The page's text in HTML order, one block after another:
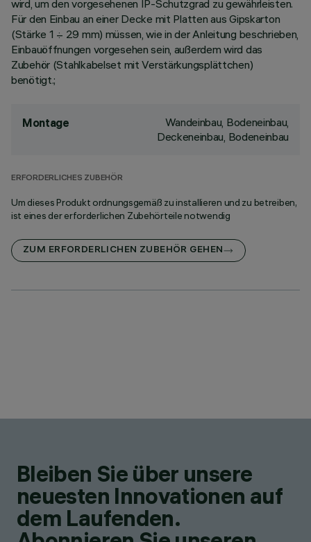
wird, um den vorgesehenen IP-Schutzgrad zu gewährleisten.
Für den Einbau an einer Decke mit Platten aus Gipskarton
(Stärke 1 ÷ 29 mm) müssen, wie in der Anleitung beschrieben,
Einbauöffnungen vorgesehen sein, außerdem wird das
Zubehör (Stahlkabelset mit Verstärkungsplättchen)
benötigt.;
Montage
Wandeinbau, Bodeneinbau,
Deckeneinbau, Bodeneinbau
ERFORDERLICHES ZUBEHÖR
Um dieses Produkt ordnungsgemäß zu installieren und zu betreiben,
ist eines der erforderlichen Zubehörteile notwendig
ZUM ERFORDERLICHEN ZUBEHÖR GEHEN
Bleiben Sie über unsere
neuesten Innovationen auf
dem Laufenden.